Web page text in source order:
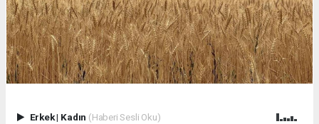
Erkek| Kadın (Haberi Sesli Oku)